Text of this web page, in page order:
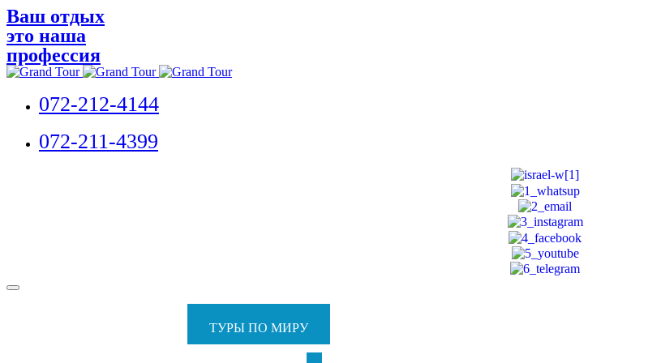
Ваш отдых
это наша
профессия
072-212-4144
072-211-4399
ТУРЫ ПО МИРУ